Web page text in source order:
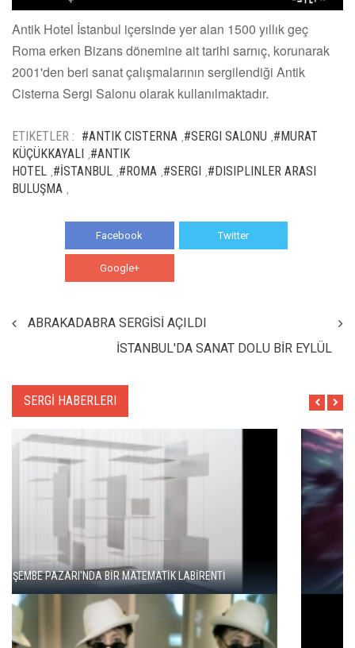
Antik Hotel İstanbul içersinde yer alan 1500 yıllık geç
Roma erken Bizans dönemine ait tarihi sarnıç, korunarak
2001'den beri sanat çalışmalarının sergilendiği Antik
Cisterna Sergi Salonu olarak kullanılmaktadır.
ETIKETLER : #ANTIK CISTERNA #SERGI SALONU #MURAT
KÜÇÜKKAYALI #ANTIK
HOTEL #İSTANBUL #ROMA #SERGI #DISIPLINLER ARASI
BULUŞMA
Facebook Twitter
Google+
ABRAKADABRA SERGİSİ AÇILDI
İSTANBUL'DA SANAT DOLU BİR EYLÜL
SERGİ HABERLERI
"ŞEHRİ BİZ ÖĞRENMİYORUZ, TELEFONUMUZ ÖĞRENİYOR"